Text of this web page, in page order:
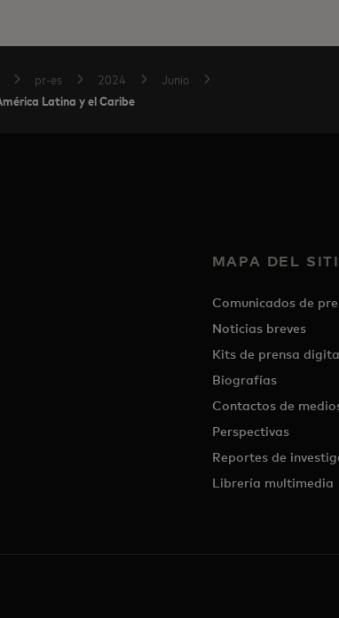
pr-es 2024 Junio
Latina y el Caribe
MAPA DEL
Comunicados de
Noticias breves
Kits de prensa
Biografías
Contactos de
Perspectivas
Reportes de
Librería multimedia